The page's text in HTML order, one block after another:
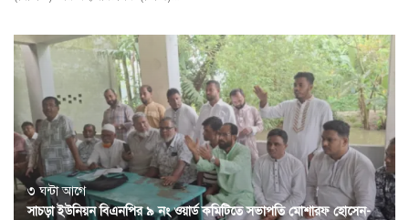
৩ ঘন্টা আগে
সাচড়া ইউনিয়ন বিএনপির ৯ নং ওয়ার্ড কমিটিতে সভাপতি মোশারফ হোসেন-